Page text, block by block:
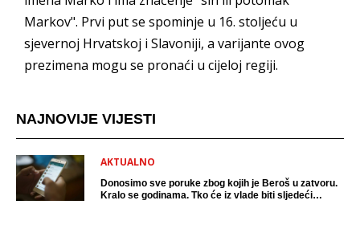
Markov". Prvi put se spominje u 16. stoljeću u
sjevernoj Hrvatskoj i Slavoniji, a varijante ovog
prezimena mogu se pronaći u cijeloj regiji.
NAJNOVIJE VIJESTI
AKTUALNO
Donosimo sve poruke zbog kojih je Beroš u zatvoru.
Kralo se godinama. Tko će iz vlade biti sljedeći